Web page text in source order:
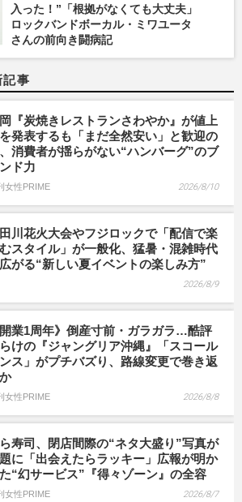
入った！”「根拠がなくても大丈夫」
ロックバンドボーカル・ミワユータ
さんの前向き闘病記
記事
『炭焼きレストランさわやか』が値上
発表するも「まだ全然安い」と歓迎の
消費者が揺らがない“ハンバーグ”のブ
ド力
女性PRIME 2026/8/10
川花火大会やフジロックで「配信で楽
スタイル」が一般化、猛暑・混雑時代
がる“新しい夏イベントの楽しみ方”
2026/8/9
開業1周年》倒産寸前・ガラガラ…酷評
けの『ジャングリア沖縄』「スコール
ス」がプチバズり、路線変更で巻き返
女性PRIME 2026/8/8
寿司、閉店間際の“ネタ大盛り”写真が
に「出会えたらラッキー」広報が明か
“幻サービス”『得々ゾーン』の全容
女性PRIME 2026/8/7